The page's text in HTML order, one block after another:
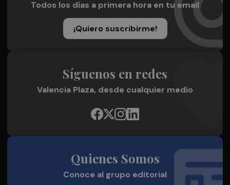
Todos los días a primera hora en tu email
¡Quiero suscribirme!
Síguenos en redes
Valencia Plaza, desde cualquier medio
Quienes Somos
Conoce al grupo editorial